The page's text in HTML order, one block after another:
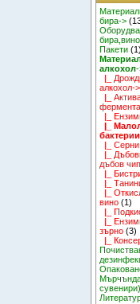
бира->
Пакети (1)
алкохол
|_
алкохол->
|_
|_
|_
|_ Серни
|_
дъбов
|_
|_
|_
вино (1)
|_
|_
зърно (3)
|_